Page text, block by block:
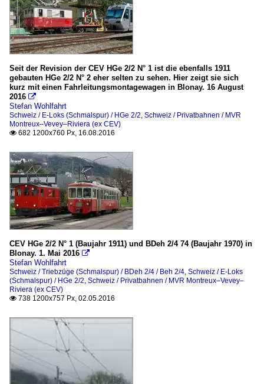
Seit der Revision der CEV HGe 2/2 N° 1 ist die ebenfalls 1911
gebauten HGe 2/2 N° 2 eher selten zu sehen. Hier zeigt sie sich
kurz mit einen Fahrleitungsmontagewagen in Blonay. 16 August
2016 
Stefan Wohlfahrt
Schweiz / E-Loks (Schmalspur) / HGe 2/2, Schweiz / Privatbahnen / MVR
Montreux–Vevey–Riviera (ex CEV)
 682 1200x760 Px, 16.08.2016
CEV HGe 2/2 N° 1 (Baujahr 1911) und BDeh 2/4 74 (Baujahr 1970) in
Blonay. 1. Mai 2016 
Stefan Wohlfahrt
Schweiz / Triebzüge (Schmalspur) / BDeh 2/4 / Beh 2/4, Schweiz / E-Loks
(Schmalspur) / HGe 2/2, Schweiz / Privatbahnen / MVR Montreux–Vevey–
Riviera (ex CEV)
 738 1200x757 Px, 02.05.2016